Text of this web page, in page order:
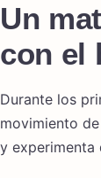
Un
con el
Durante los
movimiento
y experimenta